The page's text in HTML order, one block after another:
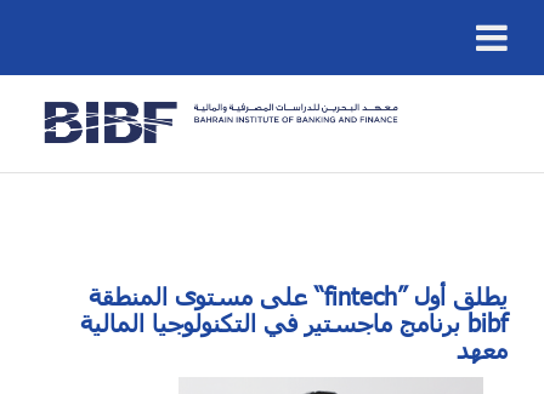
على مستوى المنطقة “fintech” يطلق أول
برنامج ماجستير في التكنولوجيا المالية bibf
معهد